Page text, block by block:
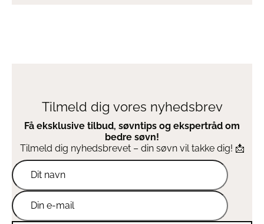
Tilmeld dig vores nyhedsbrev
Få eksklusive tilbud, søvntips og ekspertråd om
bedre søvn!
Tilmeld dig nyhedsbrevet – din søvn vil takke dig! 📩